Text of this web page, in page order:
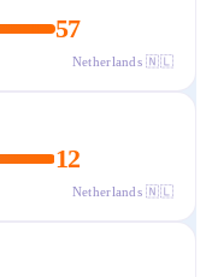
57
Netherlands 🇳🇱
12
Netherlands 🇳🇱